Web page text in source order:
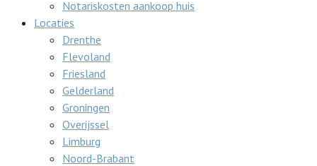
Notariskosten aankoop huis
Locaties
Drenthe
Flevoland
Friesland
Gelderland
Groningen
Overijssel
Limburg
Noord-Brabant